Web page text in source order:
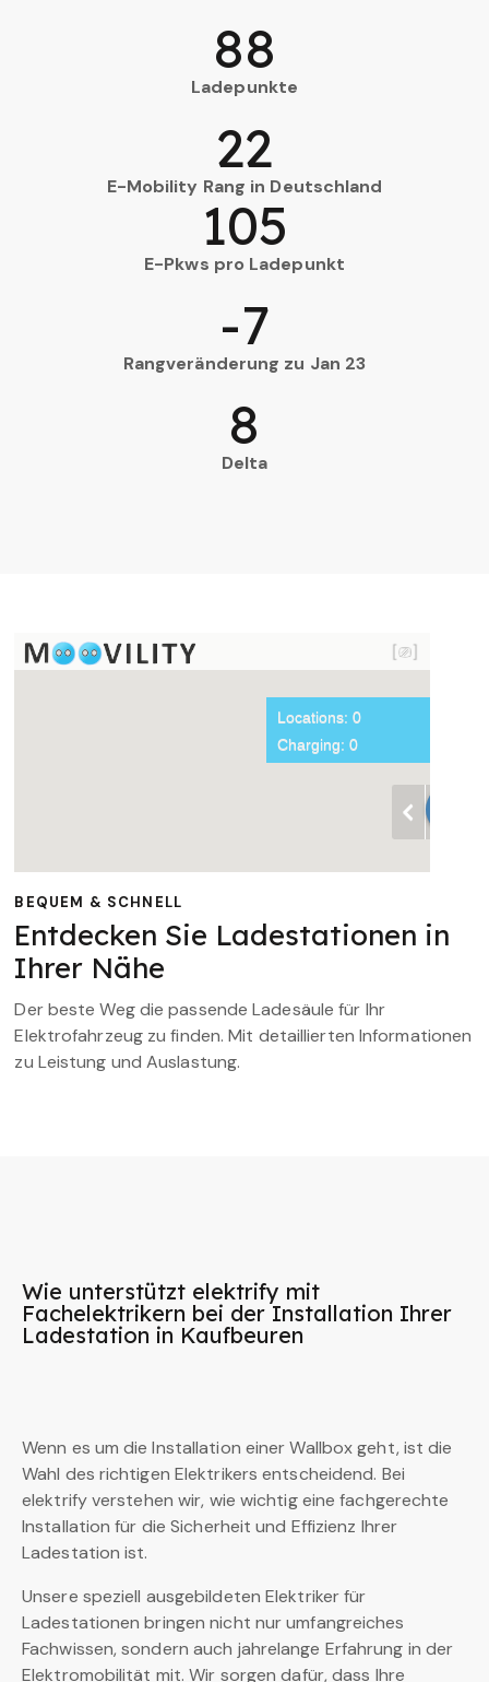
Ladepunkte
88
E-Mobility Rang in Deutschland
22
E-Pkws pro Ladepunkt
105
Rangveränderung zu Jan 23
-7
Delta
8
BEQUEM & SCHNELL
Entdecken Sie Ladestationen in
Ihrer Nähe
Der beste Weg die passende Ladesäule für Ihr
Elektrofahrzeug zu finden. Mit detaillierten Informationen
zu Leistung und Auslastung.
Wie unterstützt elektrify mit
Fachelektrikern bei der Installation Ihrer
Ladestation in Kaufbeuren
Wenn es um die Installation einer Wallbox geht, ist die
Wahl des richtigen Elektrikers entscheidend. Bei
elektrify verstehen wir, wie wichtig eine fachgerechte
Installation für die Sicherheit und Effizienz Ihrer
Ladestation ist.
Unsere speziell ausgebildeten Elektriker für
Ladestationen bringen nicht nur umfangreiches
Fachwissen, sondern auch jahrelange Erfahrung in der
Elektromobilität mit. Wir sorgen dafür, dass Ihre